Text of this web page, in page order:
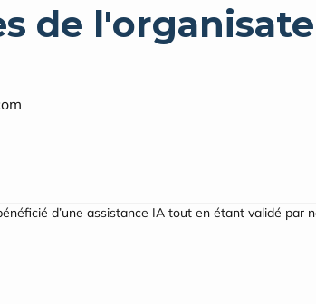
de
d’une assistance IA tout en étant validé par